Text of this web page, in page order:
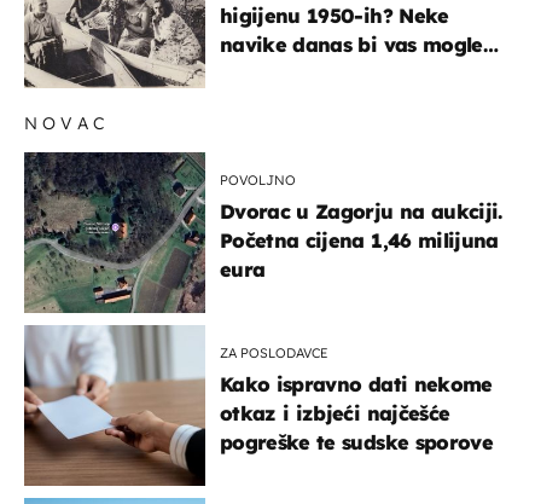
higijenu 1950-ih? Neke
navike danas bi vas mogle
NOVAC
POVOLJNO
Dvorac u Zagorju na aukciji.
Početna cijena 1,46 milijuna
eura
ZA POSLODAVCE
Kako ispravno dati nekome
otkaz i izbjeći najčešće
pogreške te sudske sporove